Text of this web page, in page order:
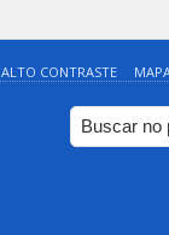
ALTO CONTRASTE